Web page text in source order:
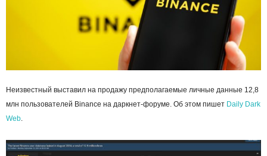
Неизвестный выставил на продажу предполагаемые личные данные 12,8
млн пользователей Binance на даркнет-форуме. Об этом пишет Daily Dark
Web